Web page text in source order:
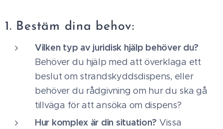
1. Bestäm dina behov:
Vilken typ av juridisk hjälp behöver du?
Behöver du hjälp med att överklaga ett
beslut om strandskyddsdispens, eller
behöver du rådgivning om hur du ska gå
tillväga för att ansöka om dispens?
Hur komplex är din situation? Vissa